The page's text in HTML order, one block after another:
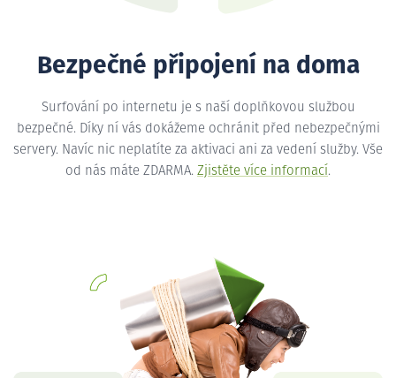
Bezpečné připojení na doma
Surfování po internetu je s naší doplňkovou službou
bezpečné. Díky ní vás dokážeme ochránit před nebezpečnými
servery. Navíc nic neplatíte za aktivaci ani za vedení služby. Vše
od nás máte ZDARMA. Zjistěte více informací.